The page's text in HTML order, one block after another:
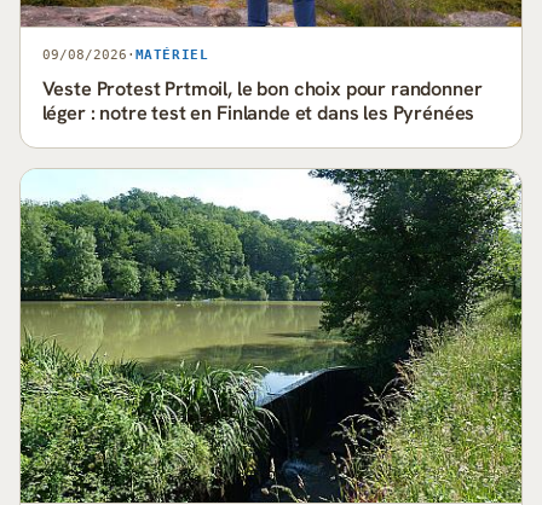
09/08/2026 · MATÉRIEL
Veste Protest Prtmoil, le bon choix pour randonner
léger : notre test en Finlande et dans les Pyrénées